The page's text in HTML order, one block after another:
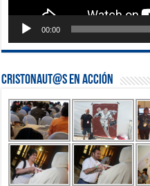
00:00
Cristonaut@s en Acción